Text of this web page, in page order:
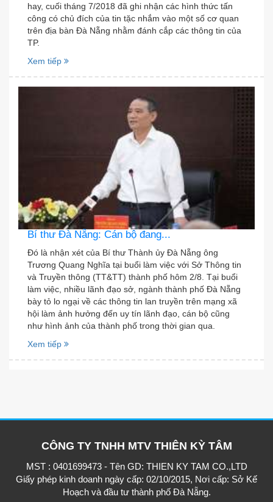
hay, cuối tháng 7/2018 đã ghi nhận các hình thức tấn
công có chủ đích của tin tặc nhắm vào một số cơ quan
trên địa bàn Đà Nẵng nhằm đánh cắp các thông tin của
TP.
Xem tiếp
Bí thư Ðà Nẵng: Cán bộ đang...
Ðó là nhận xét của Bí thư Thành ủy Ðà Nẵng ông
Trương Quang Nghĩa tại buổi làm việc với Sở Thông tin
và Truyền thông (TT&TT) thành phố hôm 2/8. Tại buổi
làm việc, nhiều lãnh đạo sở, ngành thành phố Ðà Nẵng
bày tỏ lo ngại về các thông tin lan truyền trên mạng xã
hội làm ảnh hưởng đến uy tín lãnh đạo, cán bộ cũng
như hình ảnh của thành phố trong thời gian qua.
Xem tiếp
CÔNG TY TNHH MTV THIÊN KỲ TÂM
MST : 0401699473 - Tên GD: THIEN KY TAM CO.,LTD
Giấy phép kinh doanh ngày cấp: 02/10/2015, Nơi cấp: Sở Kế
Hoạch và đầu tư thành phố Đà Nẵng.